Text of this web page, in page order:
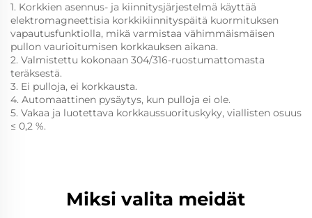
1. Korkkien asennus- ja kiinnitysjärjestelmä käyttää
elektromagneettisia korkkikiinnityspäitä kuormituksen
vapautusfunktiolla, mikä varmistaa vähimmäismäisen
pullon vaurioitumisen korkkauksen aikana.
2. Valmistettu kokonaan 304/316-ruostumattomasta
teräksestä.
3. Ei pulloja, ei korkkausta.
4. Automaattinen pysäytys, kun pulloja ei ole.
5. Vakaa ja luotettava korkkaussuorituskyky, viallisten osuus
≤ 0,2 %.
Miksi valita meidät